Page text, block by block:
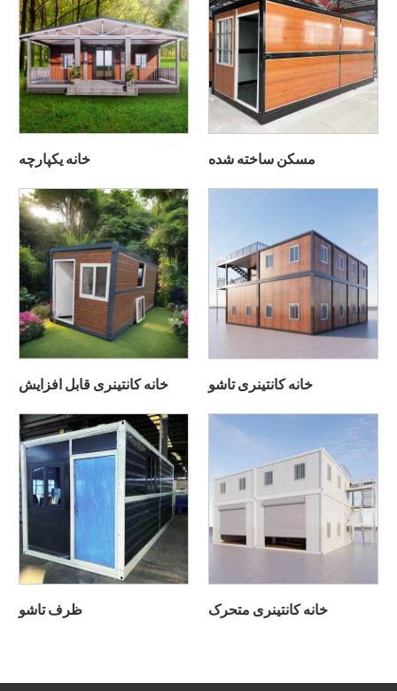
خانه یکپارچه مسکن ساخته شده
خانه کانتینری قابل افزایش خانه کانتینری تاشو
ظرف تاشو خانه کانتینری متحرک